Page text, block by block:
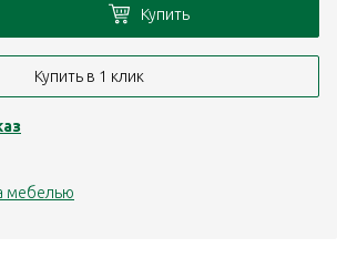
Купить
Купить в 1 клик
мебелью